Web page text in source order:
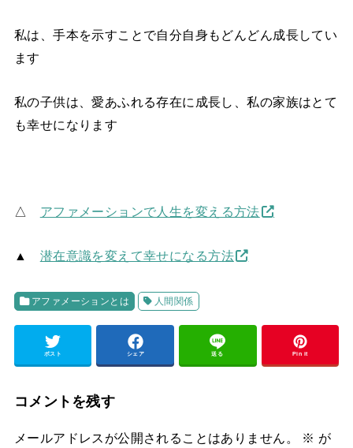
私は、手本を示すことで自分自身もどんどん成長してい
ます
私の子供は、愛あふれる存在に成長し、私の家族はとて
も幸せになります
△ アファメーションで人生を変える方法
▲ 潜在意識を変えて幸せになる方法
アファメーションとは 人間関係
ポスト シェア 送る Pin it
コメントを残す
メールアドレスが公開されることはありません。 ※ が